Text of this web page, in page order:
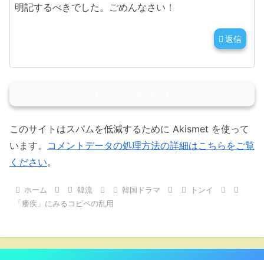
明記するべきでした。ごめんなさい！
返信
このサイトはスパムを低減するために Akismet を使って
います。 コメントデータの処理方法の詳細はこちらをご覧
ください。
ホーム 韓流 韓国ドラマ
トンイ
「痿疾」にみるコピペの乱用